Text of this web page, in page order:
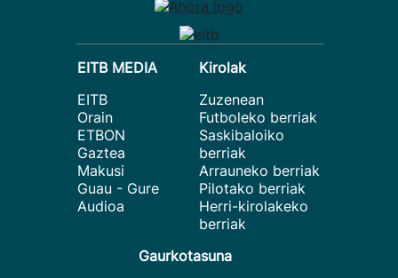
EITB MEDIA
EITB
Orain
ETBON
Gaztea
Makusi
Guau - Gure
Audioa
Kirolak
Zuzenean
Futboleko berriak
Saskibaloiko
berriak
Arrauneko berriak
Pilotako berriak
Herri-kirolakeko
berriak
Gaurkotasuna